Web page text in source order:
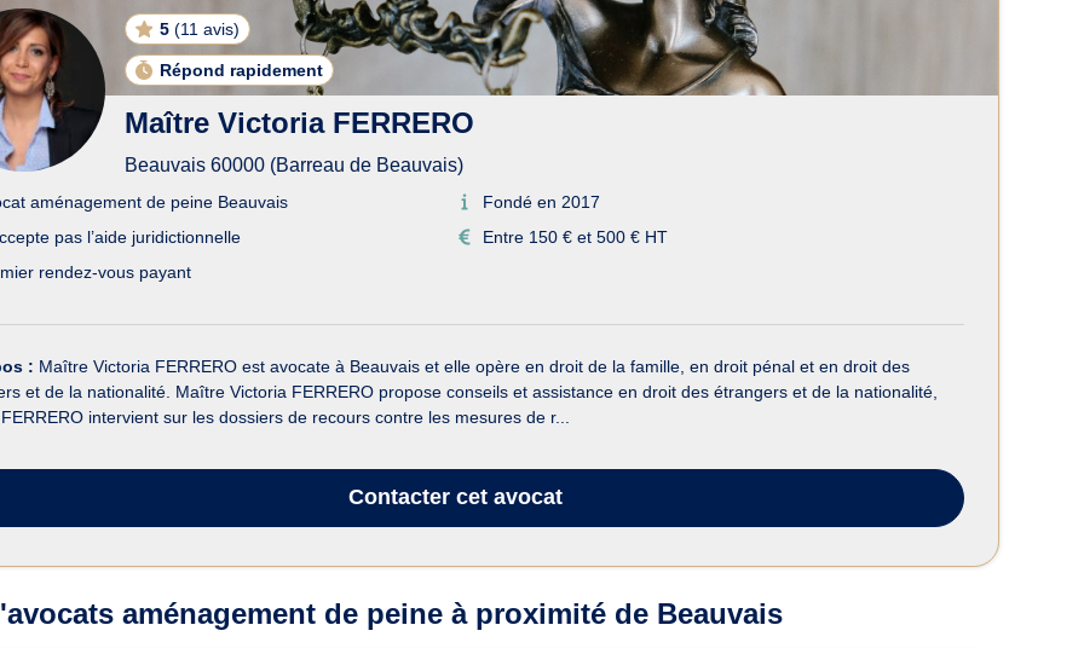
5 (11 avis)
Répond rapidement
Maître Victoria FERRERO
Beauvais 60000 (Barreau de Beauvais)
aménagement de peine Beauvais
Fondé en 2017
pas l’aide juridictionnelle
Entre 150 € et 500 € HT
rendez-vous payant
: Maître Victoria FERRERO est avocate à Beauvais et elle opère en droit de la famille, en droit pénal et en droit des
et de la nationalité. Maître Victoria FERRERO propose conseils et assistance en droit des étrangers et de la nationalité,
intervient sur les dossiers de recours contre les mesures de r...
Contacter cet avocat
aménagement de peine à proximité de Beauvais